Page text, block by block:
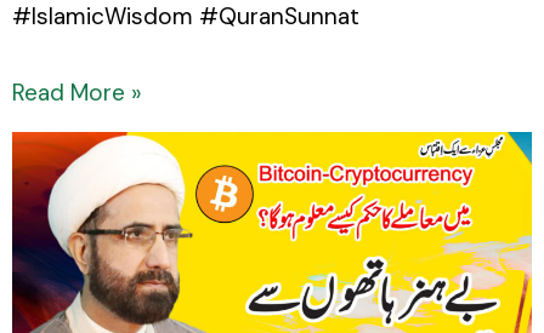
#IslamicWisdom #QuranSunnat
Read More »
Be-
hunar
haathon
se
ta’meer-